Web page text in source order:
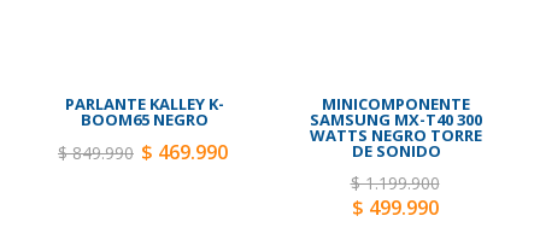
PARLANTE KALLEY K-
BOOM65 NEGRO
$ 849.990 $ 469.990
MINICOMPONENTE
SAMSUNG MX-T40 300
WATTS NEGRO TORRE
DE SONIDO
$ 1.199.900
$ 499.990